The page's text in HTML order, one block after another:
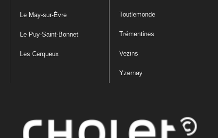
Le May-sur-Èvre
Le Puy-Saint-Bonnet
Les Cerqueux
Toutlemonde
Trémentines
Vezins
Yzernay